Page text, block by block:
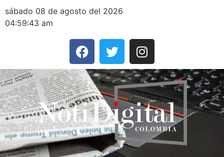
sábado 08 de agosto del 2026
04:59:43 am